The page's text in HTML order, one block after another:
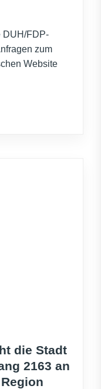
DUH/FDP-
zum
Website
die Stadt
2163 an